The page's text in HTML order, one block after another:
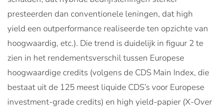
presteerden dan conventionele leningen, dat high
yield een outperformance realiseerde ten opzichte van
hoogwaardig, etc.). Die trend is duidelijk in figuur 2 te
zien in het rendementsverschil tussen Europese
hoogwaardige credits (volgens de CDS Main Index, die
bestaat uit de 125 meest liquide CDS’s voor Europese
investment-grade credits) en high yield-papier (X-Over